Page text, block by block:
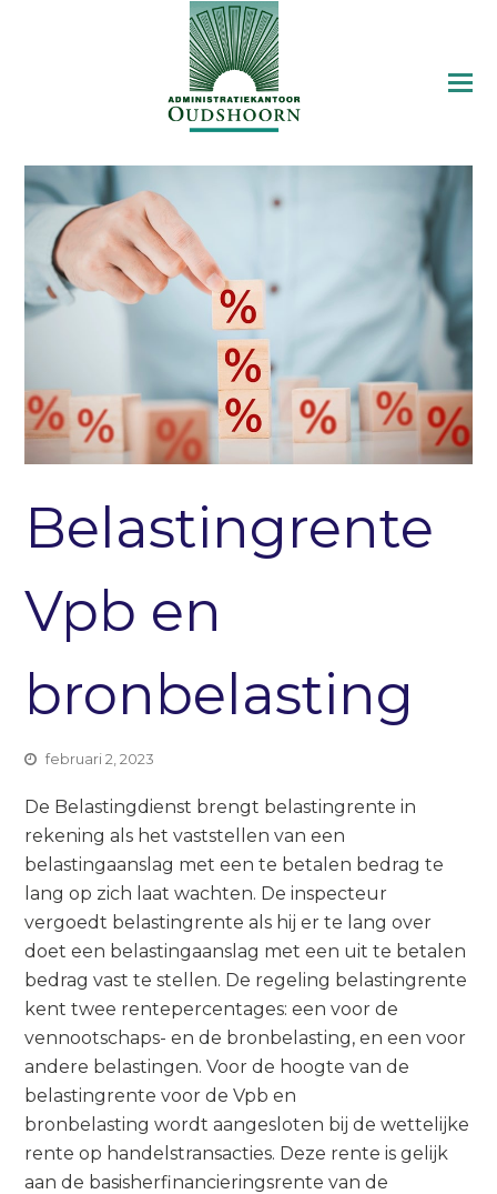
Belastingrente
Vpb en
bronbelasting
februari 2, 2023
De Belastingdienst brengt belastingrente in
rekening als het vaststellen van een
belastingaanslag met een te betalen bedrag te
lang op zich laat wachten. De inspecteur
vergoedt belastingrente als hij er te lang over
doet een belastingaanslag met een uit te betalen
bedrag vast te stellen. De regeling belastingrente
kent twee rentepercentages: een voor de
vennootschaps- en de bronbelasting, en een voor
andere belastingen. Voor de hoogte van de
belastingrente voor de Vpb en
bronbelasting wordt aangesloten bij de wettelijke
rente op handelstransacties. Deze rente is gelijk
aan de basisherfinancieringsrente van de